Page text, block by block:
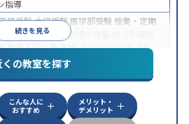
続きを見る
指導
校受験大学受験 医学部受験 授業・定期
内申点対策 学習習慣の定着
推薦入試対策英検(英語検定)対策漢検
対策
生に対応成績保証制度あり授業の振替
生に対応学習にPC・タブレットを利用
対応1科目から受講可能
くの教室を探す
こんな人に
おすすめ
メリット・
デメリット